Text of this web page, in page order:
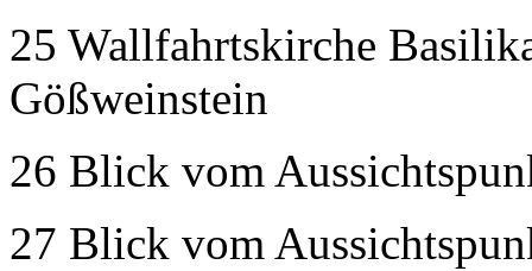
25 Wallfahrtskirche
Gößweinstein
26 Blick vom
27 Blick vom